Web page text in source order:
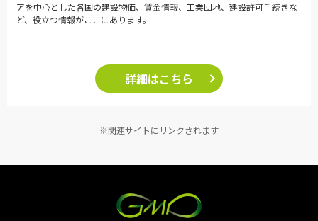
アを中心とした各国の建設物価、賃金情報、工業団地、建設許可手続きな
ど、役立つ情報がここにあります。
詳細はこちら
※関連サイトにリンクされます